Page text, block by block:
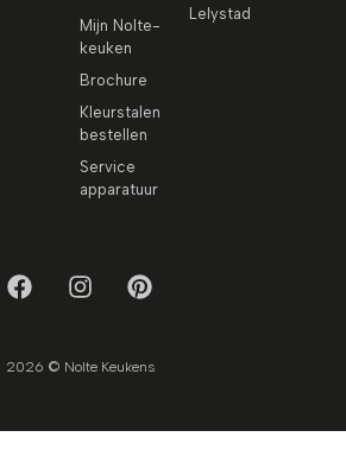
Mijn Nolte-
keuken
Brochure
Kleurstalen
bestellen
Service
apparatuur
Lelystad
2026 © Nolte Keukens